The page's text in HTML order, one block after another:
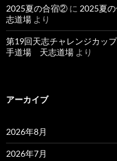
2025夏の合宿② に 2025夏
志道場 より
第19回天志チャレンジカップ
手道場 天志道場 より
アーカイブ
2026年8月
2026年7月